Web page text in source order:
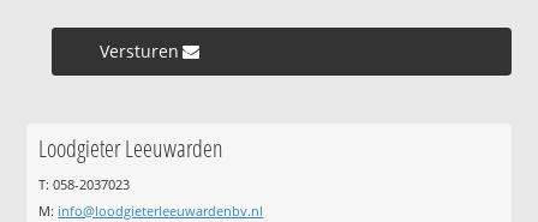
Versturen »
Loodgieter Leeuwarden
T: 058-2037023
M: info@loodgieterleeuwardenbv.nl